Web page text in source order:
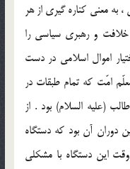
معني كناره گيري از هر
خلافت و رهبري سياسي را
اموال اسلامي در دست
امّت كه تمام طبقات در
(علیه السلام) بود . از
دوران آن بود كه دستگاه
اين دستگاه با مشكلي